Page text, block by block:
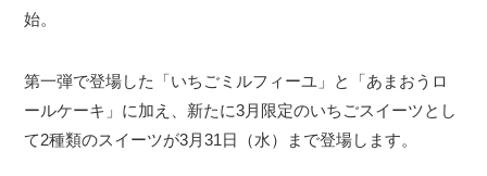
始。
第一弾で登場した「いちごミルフィーユ」と「あまおうロ
ールケーキ」に加え、新たに3月限定のいちごスイーツとし
て2種類のスイーツが3月31日（水）まで登場します。